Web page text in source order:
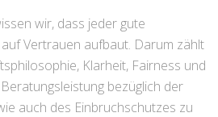
wir, dass jeder gute
Vertrauen aufbaut. Darum zählt
Klarheit, Fairness und
bezüglich der
auch des Einbruchschutzes zu